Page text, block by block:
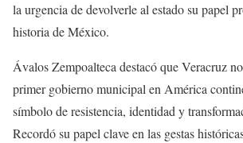
la urgencia de devolverle al estado su papel
historia de México.
Ávalos Zempoalteca destacó que Veracruz
primer gobierno municipal en América
símbolo de resistencia, identidad y
Recordó su papel clave en las gestas